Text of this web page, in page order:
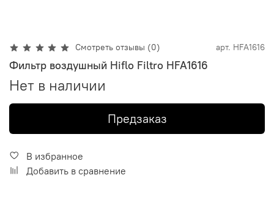
Смотреть отзывы (0) арт. HFA1616
Фильтр воздушный Hiflo Filtro HFA1616
Нет в наличии
Предзаказ
В избранное
Добавить в сравнение